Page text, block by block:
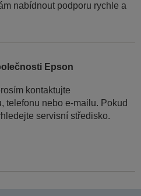
nabídnout podporu rychle a
Epson
kontaktujte
telefonu nebo e-mailu. Pokud
servisní středisko.